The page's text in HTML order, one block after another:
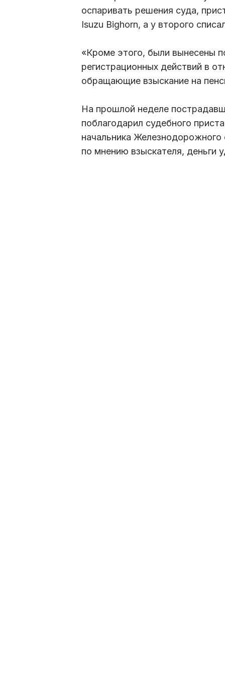
оспаривать решения суда,
Isuzu Bighorn, а у второго
«Кроме этого, были вынесены
регистрационных действий в
обращающие взыскание на
На прошлой неделе
поблагодарил судебного
начальника
по мнению взыскателя, деньги